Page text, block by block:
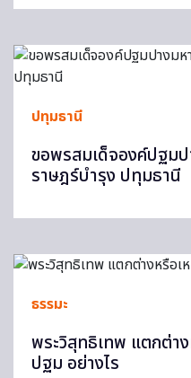
ปทุมธานี
ขอพรสมเด็จองค์ปฐม
ราษฎร์บำรุง ปทุมธานี
ธรรมะ
พระวิสุทธิเทพ แตกต่า
ปฐม อย่างไร